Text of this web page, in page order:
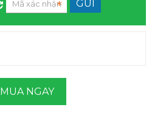
MUA NGAY